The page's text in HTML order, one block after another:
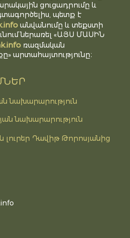
ցուցադրումը և
պետք է
անվանումը և տեքստի
ներառել «ԱՅՍ ՄԱՍԻՆ
ռազմական
արտահայտությունը։
նախարարություն
նախարարություն
Դավիթ Թորոսյանից